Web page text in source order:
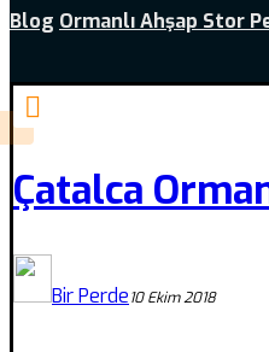
Blog Ormanlı Ahşap Stor
Çatalca
Bir Perde10 Ekim 2018